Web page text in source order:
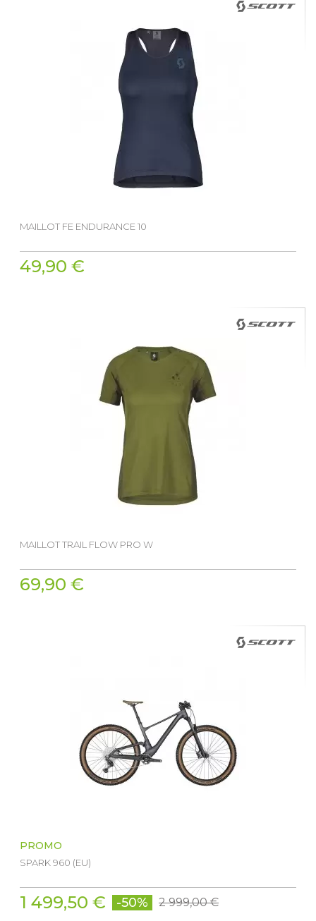
MAILLOT FE ENDURANCE 10
49,90 €
MAILLOT TRAIL FLOW PRO W
69,90 €
PROMO
SPARK 960 (EU)
1 499,50 € -50% 2 999,00 €